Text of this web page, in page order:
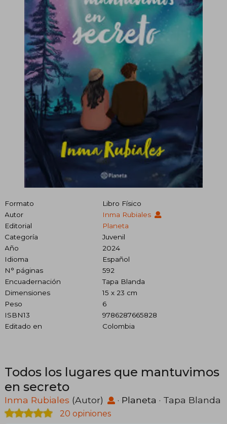
Formato
Libro Físico
Autor
Inma Rubiales
Editorial
Planeta
Categoría
Juvenil
Año
2024
Idioma
Español
N° páginas
592
Encuadernación
Tapa Blanda
Dimensiones
15 x 23 cm
Peso
6
ISBN13
9786287665828
Editado en
Colombia
Todos los lugares que mantuvimos
en secreto
Inma Rubiales (Autor) · Planeta · Tapa Blanda
20 opiniones